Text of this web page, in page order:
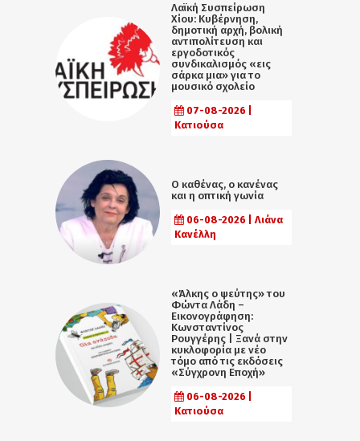
Λαϊκή Συσπείρωση
Χίου: Κυβέρνηση,
δημοτική αρχή, βολική
αντιπολίτευση και
εργοδοτικός
συνδικαλισμός «εις
σάρκα μια» για το
μουσικό σχολείο
07-08-2026 |
Κατιούσα
Ο καθένας, ο κανένας
και η οπτική γωνία
06-08-2026 | Λιάνα
Κανέλλη
«Άλκης ο ψεύτης» του
Φώντα Λάδη –
Εικονογράφηση:
Κωνσταντίνος
Ρουγγέρης | Ξανά στην
κυκλοφορία με νέο
τόμο από τις εκδόσεις
«Σύγχρονη Εποχή»
06-08-2026 |
Κατιούσα